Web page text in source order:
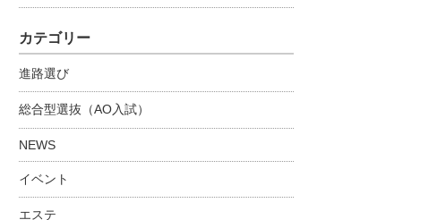
カテゴリー
進路選び
総合型選抜（AO入試）
NEWS
イベント
エステ